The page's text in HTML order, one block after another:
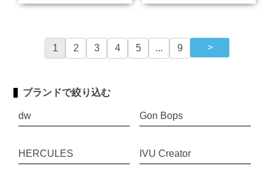
1 2 3 4 5 ... 9
ブランドで絞り込む
dw Gon Bops
HERCULES IVU Creator